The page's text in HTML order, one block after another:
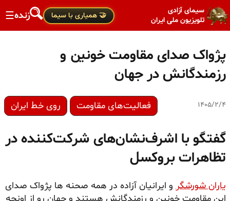
سیمای آزادی
تلویزیون ملی ایران
🤝 همیاری با سیما زنده☰
پژواک صدای مقاومت خونین و
رزمندگانش در جهان
۱۴۰۵/۲/۴ فعالیت‌های مقاومت روی خط ایران
گفتگو با اشرف‌نشان‌های شرکت‌کننده در
تظاهرات بروکسل
یاران شورشگر و ایرانیان آزاده در همه صحنه ها پژواک صدای